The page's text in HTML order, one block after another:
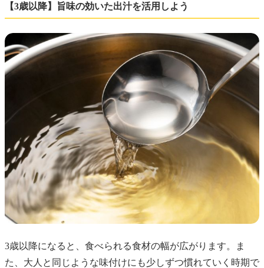
【3歳以降】旨味の効いた出汁を活用しよう
3歳以降になると、食べられる食材の幅が広がります。ま
た、大人と同じような味付けにも少しずつ慣れていく時期で